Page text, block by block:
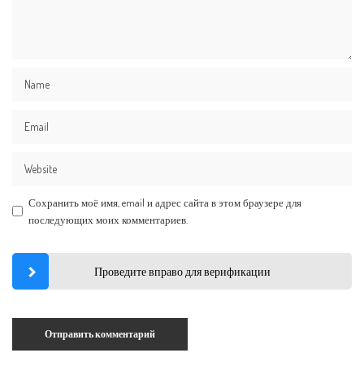
Сохранить моё имя, email и адрес сайта в этом браузере для
последующих моих комментариев.
Проведите вправо для верификации